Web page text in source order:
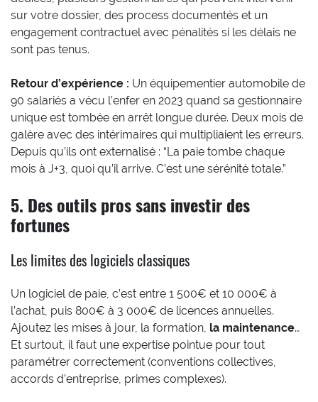
sur votre dossier, des process documentés et un
engagement contractuel avec pénalités si les délais ne
sont pas tenus.
Retour d’expérience : Un équipementier automobile de
90 salariés a vécu l’enfer en 2023 quand sa gestionnaire
unique est tombée en arrêt longue durée. Deux mois de
galère avec des intérimaires qui multipliaient les erreurs.
Depuis qu’ils ont externalisé : “La paie tombe chaque
mois à J+3, quoi qu’il arrive. C’est une sérénité totale.”
5. Des outils pros sans investir des
fortunes
Les limites des logiciels classiques
Un logiciel de paie, c’est entre 1 500€ et 10 000€ à
l’achat, puis 800€ à 3 000€ de licences annuelles.
Ajoutez les mises à jour, la formation, la maintenance…
Et surtout, il faut une expertise pointue pour tout
paramétrer correctement (conventions collectives,
accords d’entreprise, primes complexes).